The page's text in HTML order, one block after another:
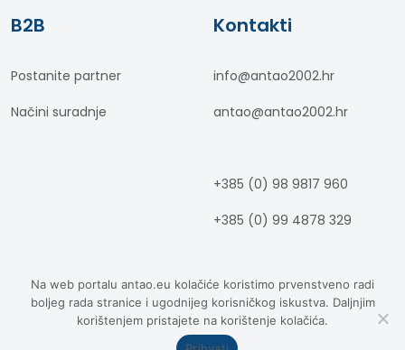
B2B
Postanite partner
Načini suradnje
Kontakti
info@antao2002.hr
antao@antao2002.hr
+385 (0) 98 9817 960
+385 (0) 99 4878 329
© Antao 2002 d.o.o., 2026. Sva
Na web portalu antao.eu kolačiće koristimo prvenstveno radi
boljeg rada stranice i ugodnijeg korisničkog iskustva. Daljnjim
korištenjem pristajete na korištenje kolačića.